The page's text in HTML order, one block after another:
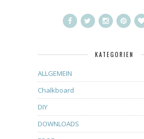
KATEGORIEN
ALLGEMEIN
Chalkboard
DIY
DOWNLOADS